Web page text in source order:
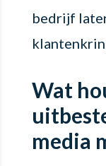
bedrijf
Wat
media